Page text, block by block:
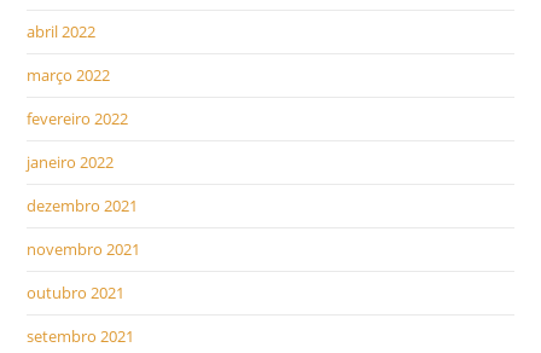
abril 2022
março 2022
fevereiro 2022
janeiro 2022
dezembro 2021
novembro 2021
outubro 2021
setembro 2021